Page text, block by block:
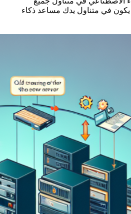
في متناول يدك مساعد ذكاء